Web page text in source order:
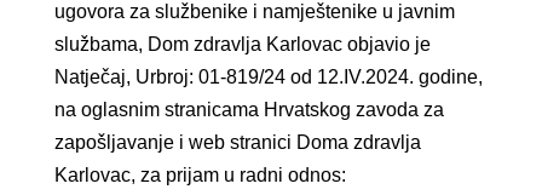
ugovora za službenike i namještenike u javnim
službama, Dom zdravlja Karlovac objavio je
Natječaj, Urbroj: 01-819/24 od 12.IV.2024. godine,
na oglasnim stranicama Hrvatskog zavoda za
zapošljavanje i web stranici Doma zdravlja
Karlovac, za prijam u radni odnos: